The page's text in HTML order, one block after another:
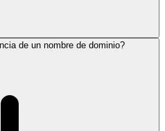
de un nombre de dominio?